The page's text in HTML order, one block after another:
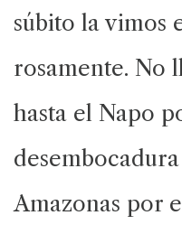
súbito la vimos
rosamente. No
hasta el Napo
Amazonas por